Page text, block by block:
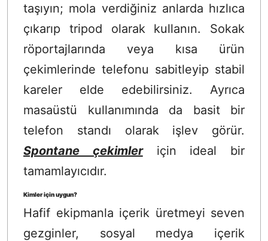
taşıyın; mola verdiğiniz anlarda hızlıca
çıkarıp tripod olarak kullanın. Sokak
röportajlarında veya kısa ürün
çekimlerinde telefonu sabitleyip stabil
kareler elde edebilirsiniz. Ayrıca
masaüstü kullanımında da basit bir
telefon standı olarak işlev görür.
Spontane çekimleriçin ideal bir
tamamlayıcıdır.
Kimler için uygun?
Hafif ekipmanla içerik üretmeyi seven
gezginler, sosyal medya içerik